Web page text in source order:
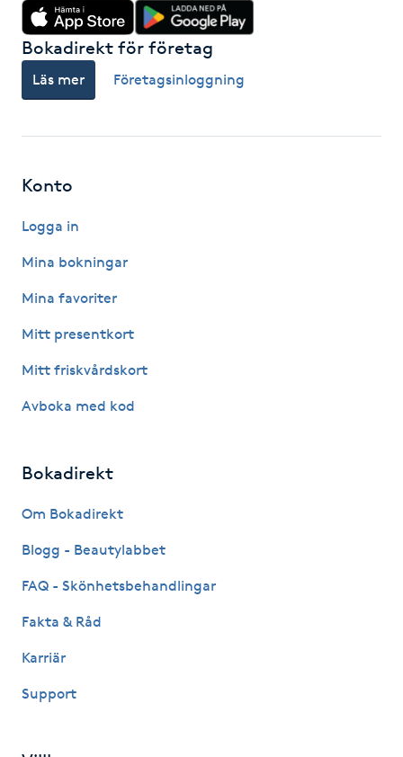
Hårbottenbehandling
Hårförlängning
IPL
Japansk massage
K18
Katun fransar
Bokadirekt för företag
Läs mer Företagsinloggning
Konto
Logga in
Mina bokningar
Mina favoriter
Mitt presentkort
Mitt friskvårdskort
Avboka med kod
Bokadirekt
Om Bokadirekt
Blogg - Beautylabbet
FAQ - Skönhetsbehandlingar
Fakta & Råd
Karriär
Support